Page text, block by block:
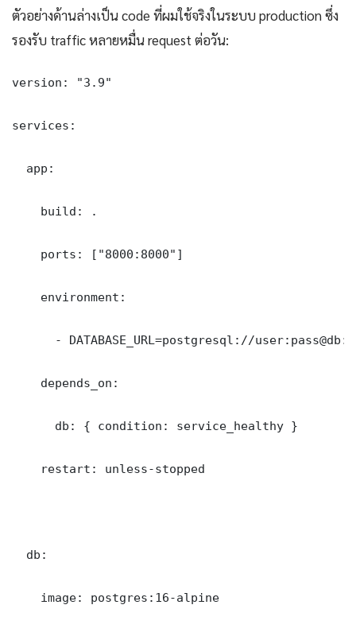
ตัวอย่างด้านล่างเป็น code ที่ผมใช้จริงในระบบ production ซึ่ง
รองรับ traffic หลายหมื่น request ต่อวัน:
version: "3.9"
services:
  app:
    build: .
    ports: ["8000:8000"]
    environment:
- DATABASE_URL=postgresql://
    depends_on:
      db: { condition: service_healthy }
    restart: unless-stopped
  db:
    image: postgres:16-alpine